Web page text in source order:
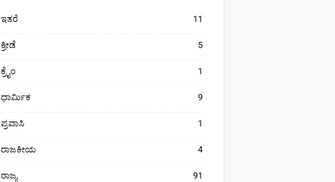
ಇತರೆ 11
ಕ್ರೀಡೆ 5
ಕ್ರೈಂ 1
ಧಾರ್ಮಿಕ 9
ಪ್ರವಾಸಿ 1
ರಾಜಕೀಯ 4
ರಾಜ್ಯ 91